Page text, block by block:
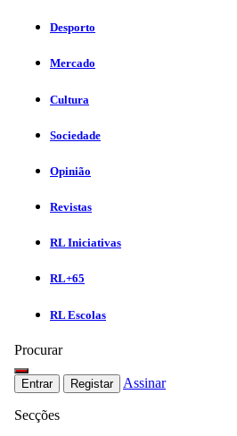
Desporto
Mercado
Cultura
Sociedade
Opinião
Revistas
RL Iniciativas
RL+65
RL Escolas
Procurar
Entrar Registar Assinar
Secções